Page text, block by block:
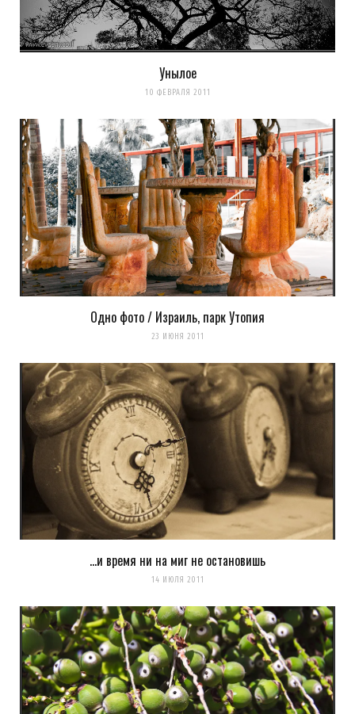
Унылое
10 ФЕВРАЛЯ 2011
Одно фото / Израиль, парк Утопия
23 ИЮНЯ 2011
…и время ни на миг не остановишь
14 ИЮЛЯ 2011